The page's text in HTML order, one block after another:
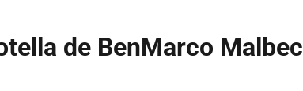
de BenMarco Malbec